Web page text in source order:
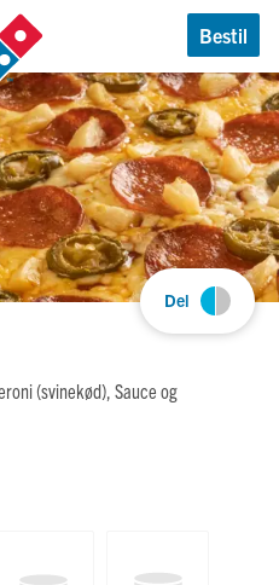
Bestil
Del
(svinekød), Sauce og